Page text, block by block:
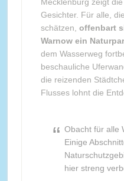
Gesichter. Für alle,
schätzen, offenbart
Warnow ein
dem Wasserweg
beschauliche
die reizenden
Flusses lohnt die
Obacht für alle
Einige
hier streng